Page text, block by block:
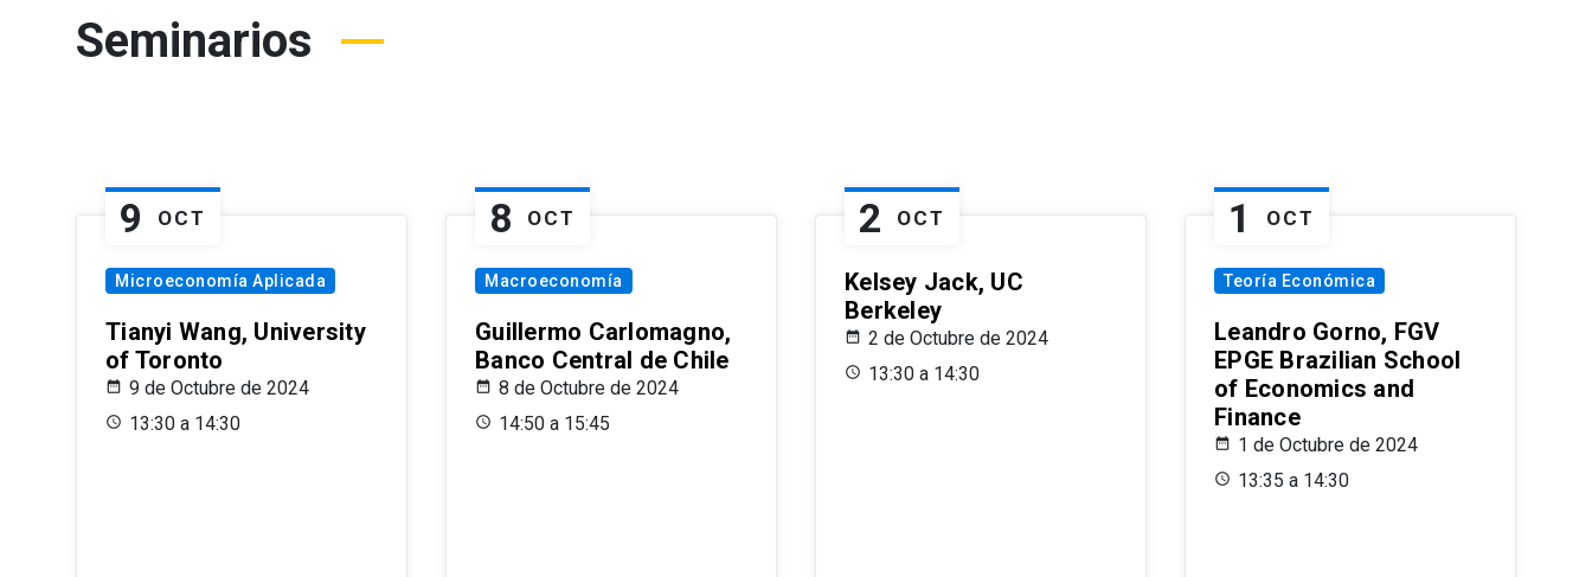
Seminarios
9 OCT
Microeconomía Aplicada
Tianyi Wang, University
of Toronto
9 de Octubre de 2024
13:30 a 14:30
8 OCT
Macroeconomía
Guillermo Carlomagno,
Banco Central de Chile
8 de Octubre de 2024
14:50 a 15:45
2 OCT
Kelsey Jack, UC
Berkeley
2 de Octubre de 2024
13:30 a 14:30
1 OCT
Teoría Económica
Leandro Gorno, FGV
EPGE Brazilian School
of Economics and
Finance
1 de Octubre de 2024
13:35 a 14:30